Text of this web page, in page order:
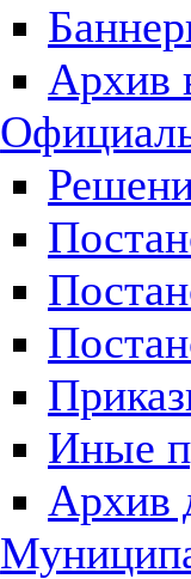
Архив
Иные
Архив